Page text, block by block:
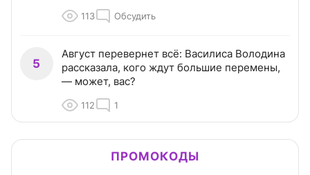
113 Обсудить
5
Август перевернет всё: Василиса Володина
рассказала, кого ждут большие перемены,
— может, вас?
112 1
ПРОМОКОДЫ